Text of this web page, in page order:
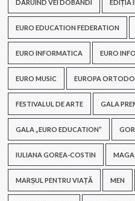
DĂRUIND VEI DOBÂNDI EDIȚIA
EURO EDUCATION FEDERATION
EURO INFORMATICA EURO
EURO MUSIC EUROPA
FESTIVALUL DE ARTE GALA
GALA „EURO EDUCATION”
IULIANA GOREA-COSTIN
MARȘUL PENTRU VIAȚĂ MEN